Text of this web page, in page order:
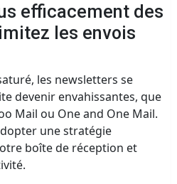
efficacement des
les envois
les newsletters se
devenir envahissantes, que
Mail ou One and One Mail.
une stratégie
boîte de réception et